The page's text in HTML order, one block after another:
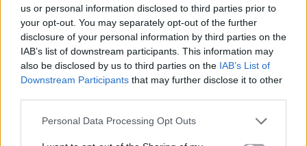
us or personal information disclosed to third parties prior to
your opt-out. You may separately opt-out of the further
disclosure of your personal information by third parties on the
IAB’s list of downstream participants. This information may
also be disclosed by us to third parties on the IAB’s List of
Downstream Participants that may further disclose it to other
Personal Data Processing Opt Outs